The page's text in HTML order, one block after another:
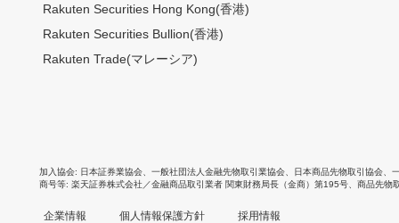
Rakuten Securities Hong Kong(香港)
Rakuten Securities Bullion(香港)
Rakuten Trade(マレーシア)
加入協会 日本証券業協会 一般社団法人金融先物取引業協会 日本商品先物取引協会
商号等 楽天証券株式会社／金融商品取引業者 関東財務局長（金商）第195号、商品先物
企業情報 個人情報保護方針 採用情報